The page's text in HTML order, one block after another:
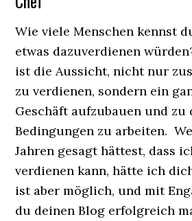
Wie viele Menschen kennst
etwas dazuverdienen
ist die Aussicht, nicht nur
zu verdienen, sondern ein
Geschäft aufzubauen und zu
Bedingungen zu arbeiten.
Jahren gesagt hättest, dass
verdienen kann, hätte ich
ist aber möglich, und mit
du deinen Blog erfolgreich